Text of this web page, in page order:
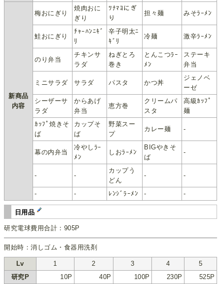
新商品
内容
梅おにぎり
焼肉おに
ぎり
ﾂﾅﾏﾖにぎ
り
担々麺 みそﾗｰﾒﾝ
鮭おにぎり
ﾁｬｰﾊﾝﾆｷﾞ
ﾘ
辛子明太ﾆ
ｷﾞﾘ
冷麺 激辛ﾗｰﾒﾝ
のり弁当
チキンサ
ラダ
ねぎとろ
巻き
とんこつﾗｰ
ﾒﾝ
ステーキ
弁当
ミニサラダ サラダ パスタ かつ丼
ジェノベ
ーゼ
シーザーサ
ラダ
からあげ
弁当
恵方巻
クリームパ
スタ
高級ｶｯﾌﾟ
麺
ｶｯﾌﾟ焼きそ
ば
カップそ
ば
野菜スー
プ
カレー麺 -
幕の内弁当
冷やしﾗｰ
ﾒﾝ
しおﾗｰﾒﾝ
BIGやきそ
ば
-
- -
カップう
どん
- -
- - ﾚﾝｼﾞﾗｰﾒﾝ - -
日用品
研究電球費用合計：905P
開始時：消しゴム・食器用洗剤
Lv 1 2 3 4
5
研究P
10P 40P 100P 230P
525P